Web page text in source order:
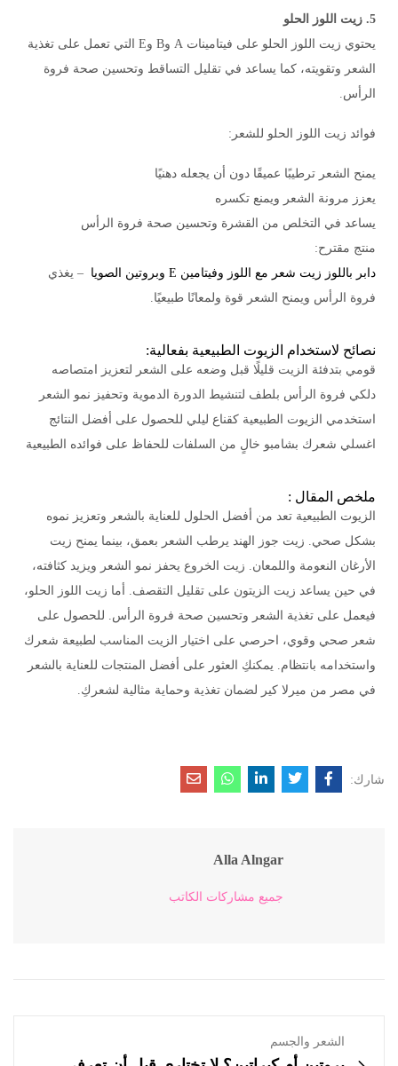
5. زيت اللوز الحلو
يحتوي زيت اللوز الحلو على فيتامينات A وB وE التي تعمل على تغذية
الشعر وتقويته، كما يساعد في تقليل التساقط وتحسين صحة فروة
الرأس.
فوائد زيت اللوز الحلو للشعر:
يمنح الشعر ترطيبًا عميقًا دون أن يجعله دهنيًا
يعزز مرونة الشعر ويمنع تكسره
يساعد في التخلص من القشرة وتحسين صحة فروة الرأس
منتج مقترح:
دابر باللوز زيت شعر مع اللوز وفيتامين E وبروتين الصويا
– يغذي
فروة الرأس ويمنح الشعر قوة ولمعانًا طبيعيًا.
نصائح لاستخدام الزيوت الطبيعية بفعالية:
قومي بتدفئة الزيت قليلًا قبل وضعه على الشعر لتعزيز امتصاصه
دلكي فروة الرأس بلطف لتنشيط الدورة الدموية وتحفيز نمو الشعر
استخدمي الزيوت الطبيعية كقناع ليلي للحصول على أفضل النتائج
اغسلي شعرك بشامبو خالٍ من السلفات للحفاظ على فوائده الطبيعية
ملخص المقال :
الزيوت الطبيعية تعد من أفضل الحلول للعناية بالشعر وتعزيز نموه
بشكل صحي. زيت جوز الهند يرطب الشعر بعمق، بينما يمنح زيت
الأرغان النعومة واللمعان. زيت الخروع يحفز نمو الشعر ويزيد كثافته،
في حين يساعد زيت الزيتون على تقليل التقصف. أما زيت اللوز الحلو،
فيعمل على تغذية الشعر وتحسين صحة فروة الرأس. للحصول على
شعر صحي وقوي، احرصي على اختيار الزيت المناسب لطبيعة شعرك
واستخدامه بانتظام. يمكنكِ العثور على أفضل المنتجات للعناية بالشعر
في مصر من ميرلا كير لضمان تغذية وحماية مثالية لشعركِ.
شارك:
Alla Alngar
جميع مشاركات الكاتب
الشعر والجسم